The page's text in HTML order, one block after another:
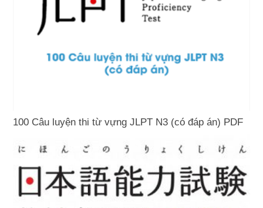
100 Câu luyện thi từ vựng JLPT N3 (có đáp án) PDF